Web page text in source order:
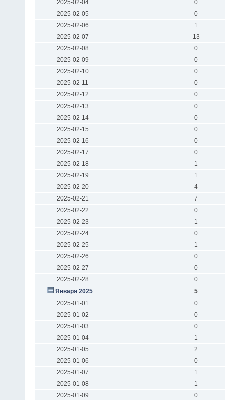
2025-02-04
0
2025-02-05
0
2025-02-06
1
2025-02-07
13
2025-02-08
0
2025-02-09
0
2025-02-10
0
2025-02-11
0
2025-02-12
0
2025-02-13
0
2025-02-14
0
2025-02-15
0
2025-02-16
0
2025-02-17
0
2025-02-18
1
2025-02-19
1
2025-02-20
4
2025-02-21
7
2025-02-22
0
2025-02-23
1
2025-02-24
0
2025-02-25
1
2025-02-26
0
2025-02-27
0
2025-02-28
0
Января 2025
5
2025-01-01
0
2025-01-02
0
2025-01-03
0
2025-01-04
1
2025-01-05
2
2025-01-06
0
2025-01-07
1
2025-01-08
1
2025-01-09
0